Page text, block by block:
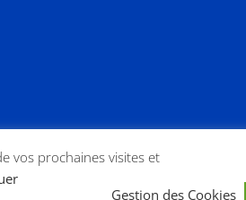
vos prochaines visites et
Gestion des Cookies